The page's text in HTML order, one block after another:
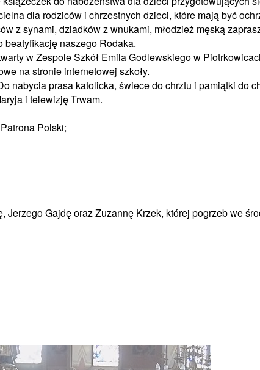
dla rodziców i chrzestnych dzieci, które mają być
z synami, dziadków z wnukami, młodzież męską
beatyfikację naszego Rodaka.
w Zespole Szkół Emila Godlewskiego w
na stronie internetowej szkoły.
nabycia prasa katolicka, świece do chrztu i pamiątki do
i telewizję Trwam.
Polski;
Jerzego Gajdę oraz Zuzannę Krzek, której pogrzeb we